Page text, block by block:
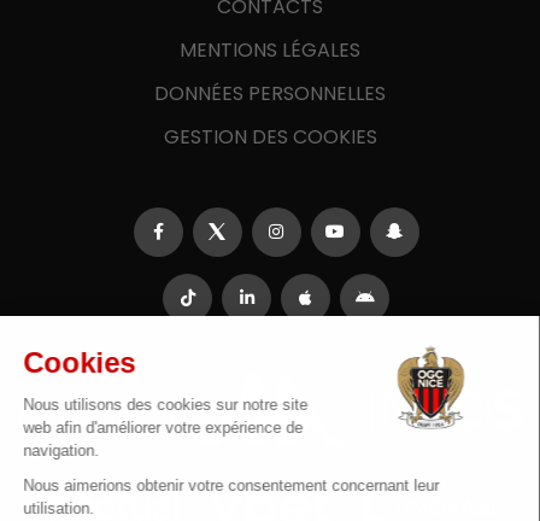
CONTACTS
MENTIONS LÉGALES
DONNÉES PERSONNELLES
GESTION DES COOKIES